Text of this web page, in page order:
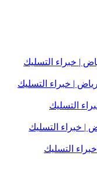
| خبراء التسليك
| خبراء التسليك
التسليك
| خبراء التسليك
التسليك